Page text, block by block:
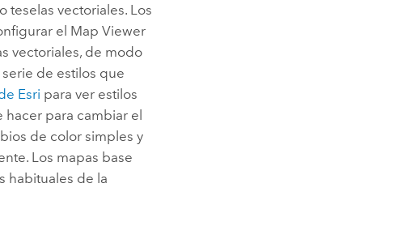
teselas vectoriales. Los
el Map Viewer
vectoriales, de modo
de estilos que
Esri para ver estilos
para cambiar el
de color simples y
Los mapas base
habituales de la